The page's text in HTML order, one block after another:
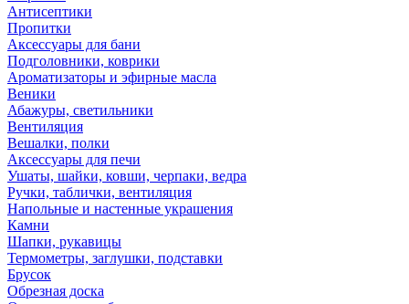
Антисептики
Пропитки
Аксессуары для бани
Подголовники, коврики
Ароматизаторы и эфирные масла
Веники
Абажуры, светильники
Вентиляция
Вешалки, полки
Аксессуары для печи
Ушаты, шайки, ковши, черпаки, ведра
Ручки, таблички, вентиляция
Напольные и настенные украшения
Камни
Шапки, рукавицы
Термометры, заглушки, подставки
Брусок
Обрезная доска